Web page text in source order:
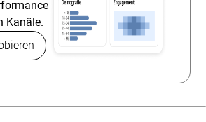
Kanäle.